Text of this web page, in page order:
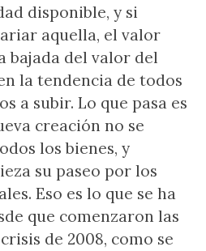
disponible, y si
aquella, el valor
bajada del valor del
la tendencia de todos
a subir. Lo que pasa es
creación no se
los bienes, y
su paseo por los
Eso es lo que se ha
que comenzaron las
de 2008, como se